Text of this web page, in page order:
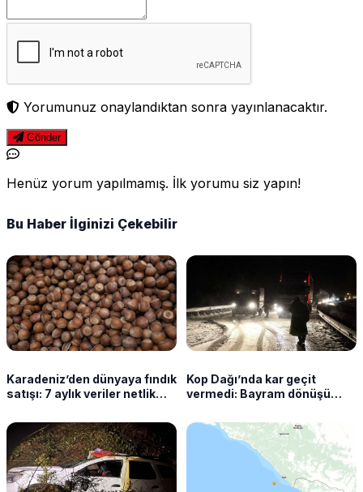
Yorumunuz onaylandıktan sonra yayınlanacaktır.
Gönder
Henüz yorum yapılmamış. İlk yorumu siz yapın!
Bu Haber İlginizi Çekebilir
Karadeniz’den dünyaya fındık
satışı: 7 aylık veriler netlik
Kop Dağı’nda kar geçit
vermedi: Bayram dönüşü